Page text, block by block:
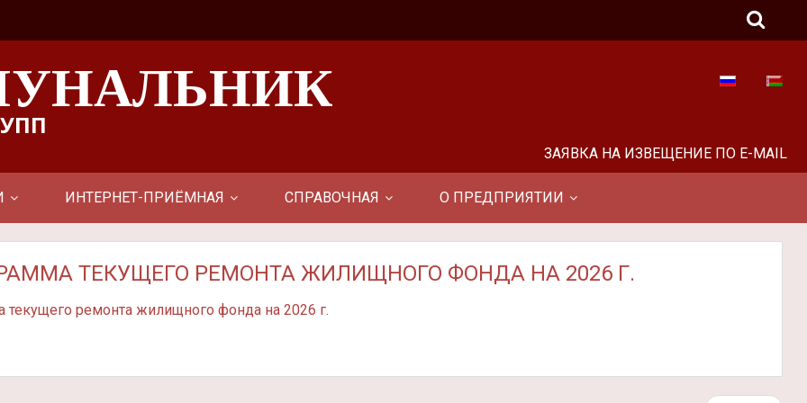
ЗАЯВКА НА ИЗВЕЩЕНИЕ ПО E-MAIL
ИНТЕРНЕТ-ПРИЁМНАЯ СПРАВОЧНАЯ О ПРЕДПРИЯТИИ
ТЕКУЩЕГО РЕМОНТА ЖИЛИЩНОГО ФОНДА НА 2026 Г.
текущего ремонта жилищного фонда на 2026 г.